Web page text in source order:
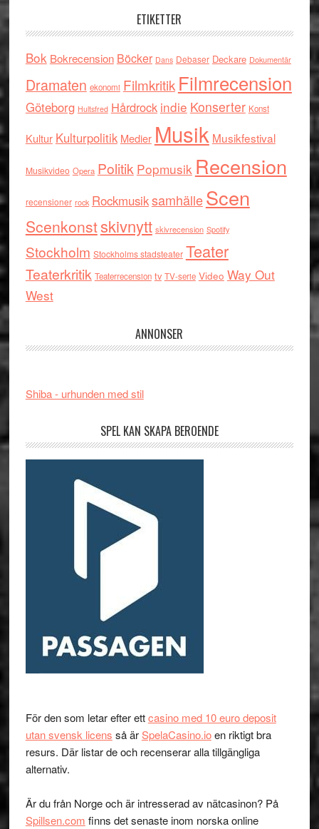
ETIKETTER
Bok Bokrecension Böcker Dans Debaser Deckare Dokumentär
Dramaten ekonomi Filmkritik Filmrecension
Göteborg Hultsfred Hårdrock indie Konserter Konst
Kultur Kulturpolitik Medier Musik Musikfestival
Musikvideo Opera Politik Popmusik Recension
recensioner rock RockmusiksamhälleScen
Scenkonstskivnytt skivrecension Spotify
Stockholm Stockholms stadsteater Teater
Teaterkritik Teaterrecension tv TV-serie Video Way Out
West
ANNONSER
Shiba - urhunden med stil
SPEL KAN SKAPA BEROENDE
För den som letar efter ettcasino med 10 euro deposit
utan svensk licens så ärSpelaCasino.ioen riktigt bra
resurs. Där listar de och recenserar alla tillgängliga
alternativ.
Är du från Norge och är intresserad av nätcasinon? På
Spillsen.com finns det senaste inom norska online